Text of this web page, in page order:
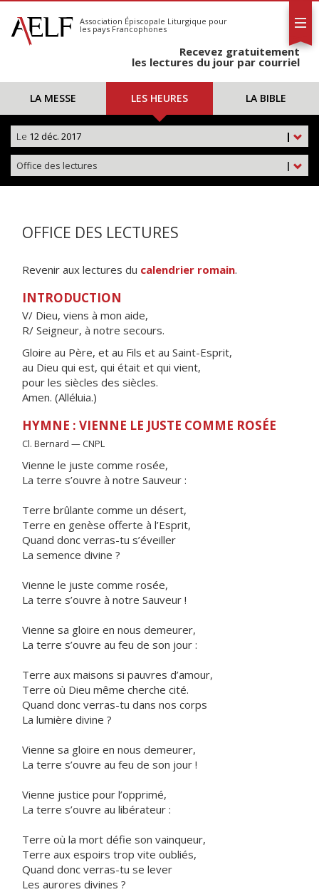
S'abonner
Calendrier
Association Épiscopale Liturgique pour
les pays Francophones
Recevez gratuitement
les lectures du jour par courriel
LA MESSE LES HEURES LA BIBLE
|
Le 12 déc. 2017
|
Office des lectures
OFFICE DES LECTURES
Revenir aux lectures du calendrier romain.
INTRODUCTION
V/ Dieu, viens à mon aide,
R/ Seigneur, à notre secours.
Gloire au Père, et au Fils et au Saint-Esprit,
au Dieu qui est, qui était et qui vient,
pour les siècles des siècles.
Amen. (Alléluia.)
HYMNE : VIENNE LE JUSTE COMME ROSÉE
Cl. Bernard — CNPL
Vienne le juste comme rosée,
La terre s’ouvre à notre Sauveur :
Terre brûlante comme un désert,
Terre en genèse offerte à l’Esprit,
Quand donc verras-tu s’éveiller
La semence divine ?
Vienne le juste comme rosée,
La terre s’ouvre à notre Sauveur !
Vienne sa gloire en nous demeurer,
La terre s’ouvre au feu de son jour :
Terre aux maisons si pauvres d’amour,
Terre où Dieu même cherche cité.
Quand donc verras-tu dans nos corps
La lumière divine ?
Vienne sa gloire en nous demeurer,
La terre s’ouvre au feu de son jour !
Vienne justice pour l’opprimé,
La terre s’ouvre au libérateur :
Terre où la mort défie son vainqueur,
Terre aux espoirs trop vite oubliés,
Quand donc verras-tu se lever
Les aurores divines ?